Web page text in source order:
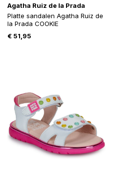
Agatha Ruiz de la Prada
Platte sandalen Agatha Ruiz de
la Prada COOKIE
€ 51,95